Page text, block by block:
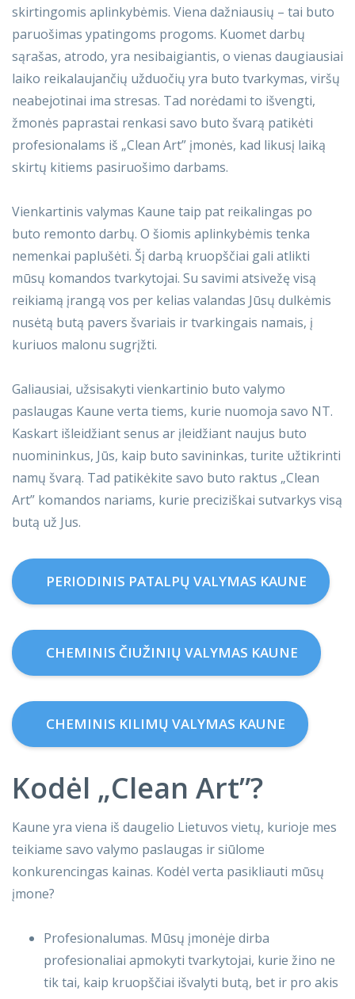
skirtingomis aplinkybėmis. Viena dažniausių – tai buto
paruošimas ypatingoms progoms. Kuomet darbų
sąrašas, atrodo, yra nesibaigiantis, o vienas daugiausiai
laiko reikalaujančių užduočių yra buto tvarkymas, viršų
neabejotinai ima stresas. Tad norėdami to išvengti,
žmonės paprastai renkasi savo buto švarą patikėti
profesionalams iš „Clean Art” įmonės, kad likusį laiką
skirtų kitiems pasiruošimo darbams.
Vienkartinis valymas Kaune taip pat reikalingas po
buto remonto darbų. O šiomis aplinkybėmis tenka
nemenkai paplušėti. Šį darbą kruopščiai gali atlikti
mūsų komandos tvarkytojai. Su savimi atsivežę visą
reikiamą įrangą vos per kelias valandas Jūsų dulkėmis
nusėtą butą pavers švariais ir tvarkingais namais, į
kuriuos malonu sugrįžti.
Galiausiai, užsisakyti vienkartinio buto valymo
paslaugas Kaune verta tiems, kurie nuomoja savo NT.
Kaskart išleidžiant senus ar įleidžiant naujus buto
nuomininkus, Jūs, kaip buto savininkas, turite užtikrinti
namų švarą. Tad patikėkite savo buto raktus „Clean
Art” komandos nariams, kurie preciziškai sutvarkys visą
butą už Jus.
PERIODINIS PATALPŲ VALYMAS KAUNE
CHEMINIS ČIUŽINIŲ VALYMAS KAUNE
CHEMINIS KILIMŲ VALYMAS KAUNE
Kodėl „Clean Art”?
Kaune yra viena iš daugelio Lietuvos vietų, kurioje mes
teikiame savo valymo paslaugas ir siūlome
konkurencingas kainas. Kodėl verta pasikliauti mūsų
įmone?
Profesionalumas. Mūsų įmonėje dirba
profesionaliai apmokyti tvarkytojai, kurie žino ne
tik tai, kaip kruopščiai išvalyti butą, bet ir pro akis